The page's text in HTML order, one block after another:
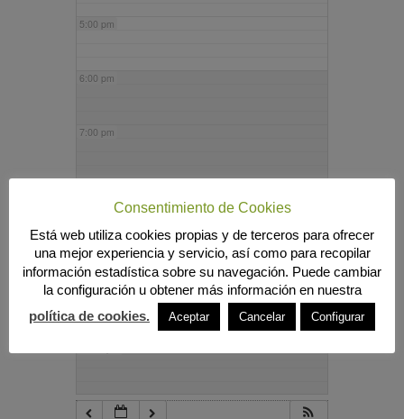
5:00 pm
6:00 pm
7:00 pm
9:00 pm
10:00 pm
Consentimiento de Cookies
Está web utiliza cookies propias y de terceros para ofrecer
una mejor experiencia y servicio, así como para recopilar
información estadística sobre su navegación. Puede cambiar
la configuración u obtener más información en nuestra
política de cookies.
Aceptar Cancelar Configurar